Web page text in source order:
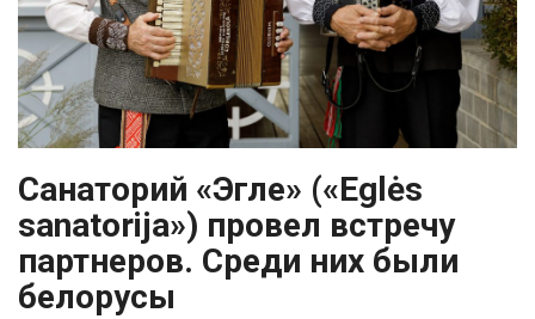
Санаторий «Эгле» («Eglės
sanatorija») провел встречу
партнеров. Среди них были
белорусы